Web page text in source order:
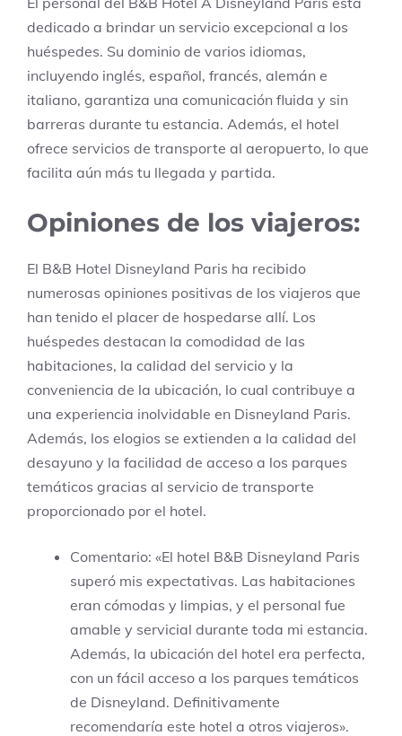
dedicado a brindar un servicio excepcional a los
huéspedes. Su dominio de varios idiomas,
incluyendo inglés, español, francés, alemán e
italiano, garantiza una comunicación fluida y sin
barreras durante tu estancia. Además, el hotel
ofrece servicios de transporte al aeropuerto, lo que
facilita aún más tu llegada y partida.
Opiniones de los viajeros:
El B&B Hotel Disneyland Paris ha recibido
numerosas opiniones positivas de los viajeros que
han tenido el placer de hospedarse allí. Los
huéspedes destacan la comodidad de las
habitaciones, la calidad del servicio y la
conveniencia de la ubicación, lo cual contribuye a
una experiencia inolvidable en Disneyland Paris.
Además, los elogios se extienden a la calidad del
desayuno y la facilidad de acceso a los parques
temáticos gracias al servicio de transporte
proporcionado por el hotel.
Comentario: «El hotel B&B Disneyland Paris
superó mis expectativas. Las habitaciones
eran cómodas y limpias, y el personal fue
amable y servicial durante toda mi estancia.
Además, la ubicación del hotel era perfecta,
con un fácil acceso a los parques temáticos
de Disneyland. Definitivamente
recomendaría este hotel a otros viajeros».